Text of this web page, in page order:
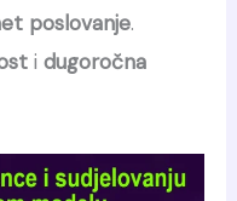
poslovanje.
i dugoročna